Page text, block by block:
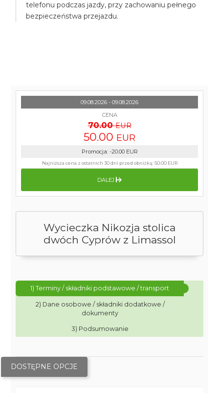
telefonu podczas jazdy, przy zachowaniu pełnego
bezpieczeństwa przejazdu.
Wycieczka Nikozja stolica
dwóch Cyprów z Limassol
1) Terminy / składniki podstawowe / transport
2) Dane osobowe / składniki dodatkowe /
dokumenty
3) Podsumowanie
DOSTĘPNE OPCJE
09.08.2026 - 09.08.2026
CENA
70.00 EUR
50.00 EUR
Promocja: -20.00 EUR
Najniższa cena z ostatnich 30 dni przed obniżką:50.00 EUR
DALEJ